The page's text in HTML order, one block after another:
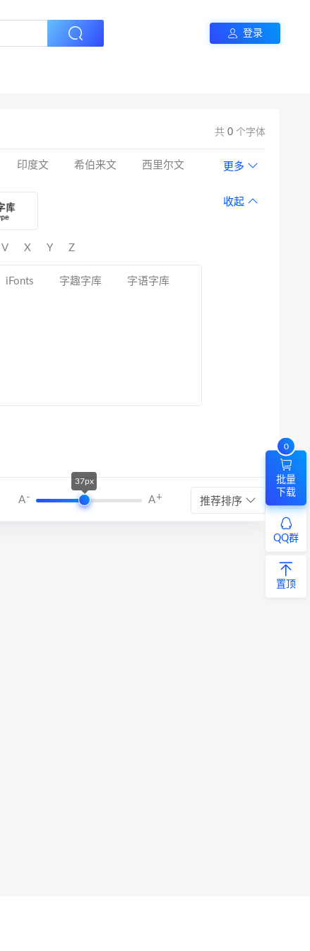
登录
共 0 个字体
印度文 希伯来文 西里尔文 更多
收起
V X Y Z
iFonts 字趣字库 字语字库
A-
37px
A+ 推荐排序
批量
下载
0
QQ群
置顶